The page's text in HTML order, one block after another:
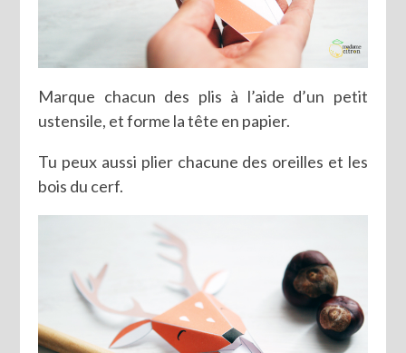
Marque chacun des plis à l’aide d’un petit
ustensile, et forme la tête en papier.
Tu peux aussi plier chacune des oreilles et les
bois du cerf.